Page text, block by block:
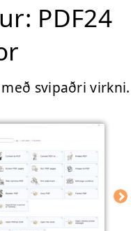
PDF24
svipaðri virkni.